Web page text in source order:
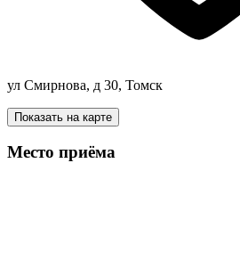
ул Смирнова, д 30, Томск
Показать на карте
Место приёма